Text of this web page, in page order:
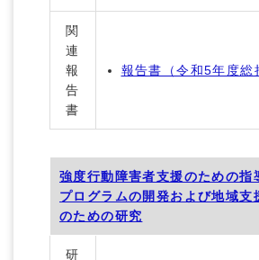
関
連
報
告
書
報告書（令和5年度総
強度行動障害者支援のための指
プログラムの開発および地域支
のための研究
研